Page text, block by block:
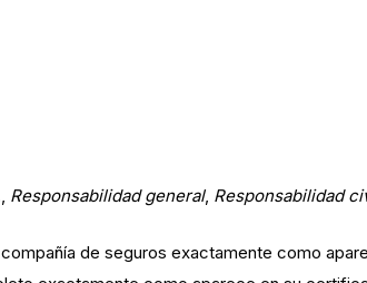
Responsabilidad general, Responsabilidad
de seguros exactamente como